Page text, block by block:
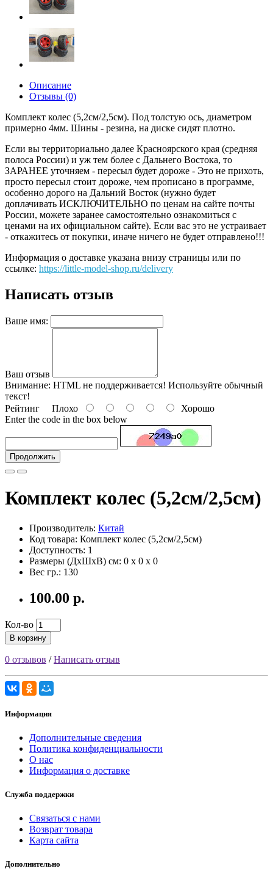
Описание
Отзывы (0)
Комплект колес (5,2см/2,5см). Под толстую ось, диаметром
примерно 4мм. Шины - резина, на диске сидят плотно.
Если вы территориально далее Красноярского края (средняя
полоса России) и уж тем более с Дальнего Востока, то
ЗАРАНЕЕ уточняем - пересыл будет дороже - Это не прихоть,
просто пересыл стоит дороже, чем прописано в программе,
особенно дорого на Дальний Восток (нужно будет
доплачивать ИСКЛЮЧИТЕЛЬНО по ценам на сайте почты
России, можете заранее самостоятельно ознакомиться с
ценами на их официальном сайте). Если вас это не устраивает
- откажитесь от покупки, иначе ничего не будет отправлено!!!
Информация о доставке указана внизу страницы или по
ссылке: https://little-model-shop.ru/delivery
Написать отзыв
Ваше имя:
Ваш отзыв
Внимание: HTML не поддерживается! Используйте обычный
текст!
Рейтинг Плохо
Хорошо
Enter the code in the box below
Продолжить
Комплект колес (5,2см/2,5см)
Производитель: Китай
Код товара: Комплект колес (5,2см/2,5см)
Доступность: 1
Размеры (ДxШxВ) см: 0 x 0 x 0
Вес гр.: 130
100.00 р.
Кол-во
В корзину
0 отзывов /Написать отзыв
Информация
Дополнительные сведения
Политика конфиденциальности
О нас
Информация о доставке
Служба поддержки
Связаться с нами
Возврат товара
Карта сайта
Дополнительно